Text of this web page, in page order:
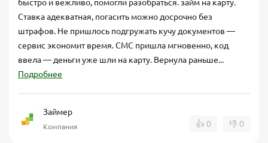
быстро и вежливо, помогли разобраться. займ на карту.
Ставка адекватная, погасить можно досрочно без
штрафов. Не пришлось подгружать кучу документов —
сервис экономит время. СМС пришла мгновенно, код
ввела — деньги уже шли на карту. Вернула раньше...
Подробнее
Займер
Компания 👍 0 👎 0